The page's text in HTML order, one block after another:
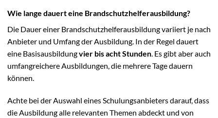
Wie lange dauert eine Brandschutzhelferausbildung?
Die Dauer einer Brandschutzhelferausbildung variiert je nach
Anbieter und Umfang der Ausbildung. In der Regel dauert
eine Basisausbildungvier bis acht Stunden. Es gibt aber auch
umfangreichere Ausbildungen, die mehrere Tage dauern
können.
Achte bei der Auswahl eines Schulungsanbieters darauf, dass
die Ausbildung alle relevanten Themen abdeckt und von